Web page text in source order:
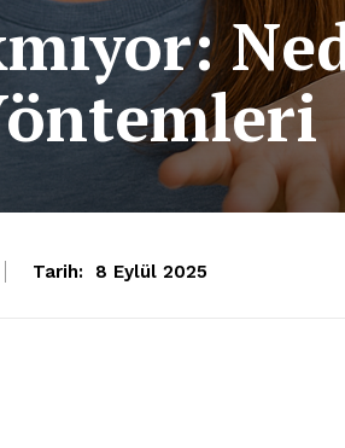
Tarih: 8 Eylül 2025